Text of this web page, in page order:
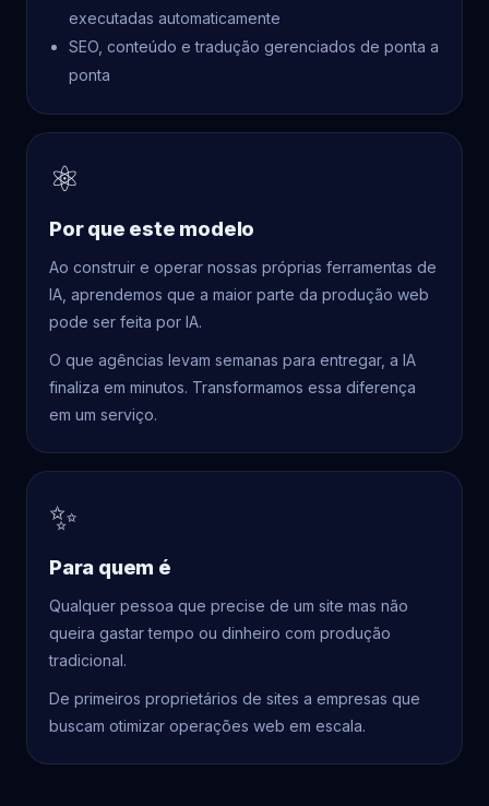
executadas automaticamente
SEO, conteúdo e tradução gerenciados de ponta a
ponta
⚛
Por que este modelo
Ao construir e operar nossas próprias ferramentas de
IA, aprendemos que a maior parte da produção web
pode ser feita por IA.
O que agências levam semanas para entregar, a IA
finaliza em minutos. Transformamos essa diferença
em um serviço.
✨
Para quem é
Qualquer pessoa que precise de um site mas não
queira gastar tempo ou dinheiro com produção
tradicional.
De primeiros proprietários de sites a empresas que
buscam otimizar operações web em escala.